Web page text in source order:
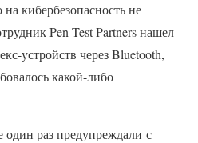
кибербезопасность не
Pen Test Partners нашел
устройств через Bluetooth,
какой-либо
раз предупреждали с